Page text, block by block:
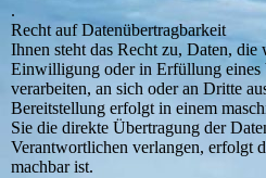
.
Recht auf Datenübertragbarkeit
Ihnen steht das Recht zu, Daten,
Einwilligung oder in Erfüllung eines
verarbeiten, an sich oder an Dritte
Bereitstellung erfolgt in einem
Sie die direkte Übertragung der
Verantwortlichen verlangen, erfolgt
machbar ist.